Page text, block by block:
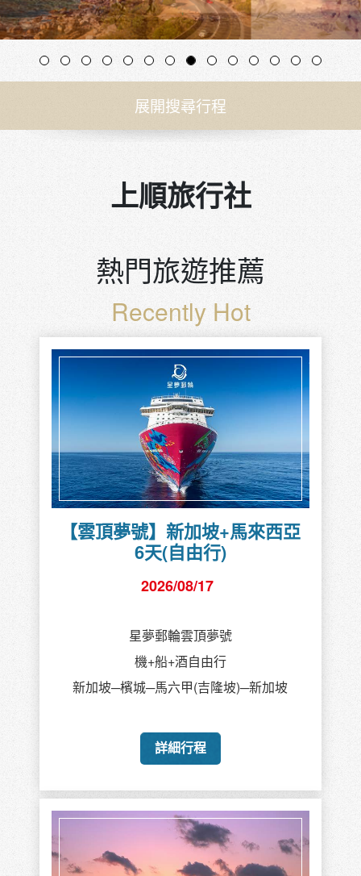
展開搜尋行程
上順旅行社
熱門旅遊推薦
Recently Hot
【雲頂夢號】新加坡+馬來西亞
6天(自由行)
2026/08/17
星夢郵輪雲頂夢號
機+船+酒自由行
新加坡─檳城─馬六甲(吉隆坡)─新加坡
詳細行程